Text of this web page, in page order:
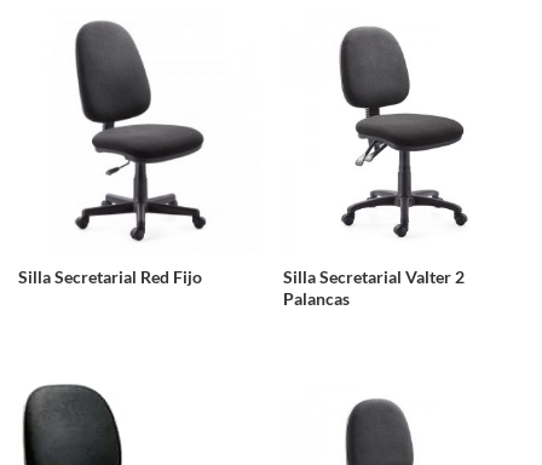
Silla Secretarial Red Fijo
Silla Secretarial Valter 2
Palancas